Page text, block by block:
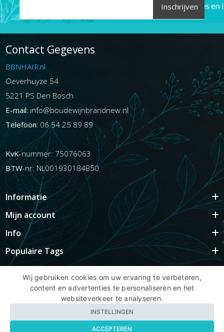
Inschrijven
Contact Gegevens
BBNHAIR.nl
Oeverhuyze 54
5221 PS Den Bosch
E-mail: info@boudewijnbrandnew.nl
Telefoon: 06 54 25 89 89
KvK-nummer: 75076063
BTW-nr: NL001930184B50
Informatie
Mijn account
Info
Populaire Tags
Copyright BBNhair.nl
Wij gebruiken cookies om uw ervaring te verbeteren,
content en advertenties te personaliseren en het
websiteverkeer te analyseren.
INSTELLINGEN
ACCEPTEREN